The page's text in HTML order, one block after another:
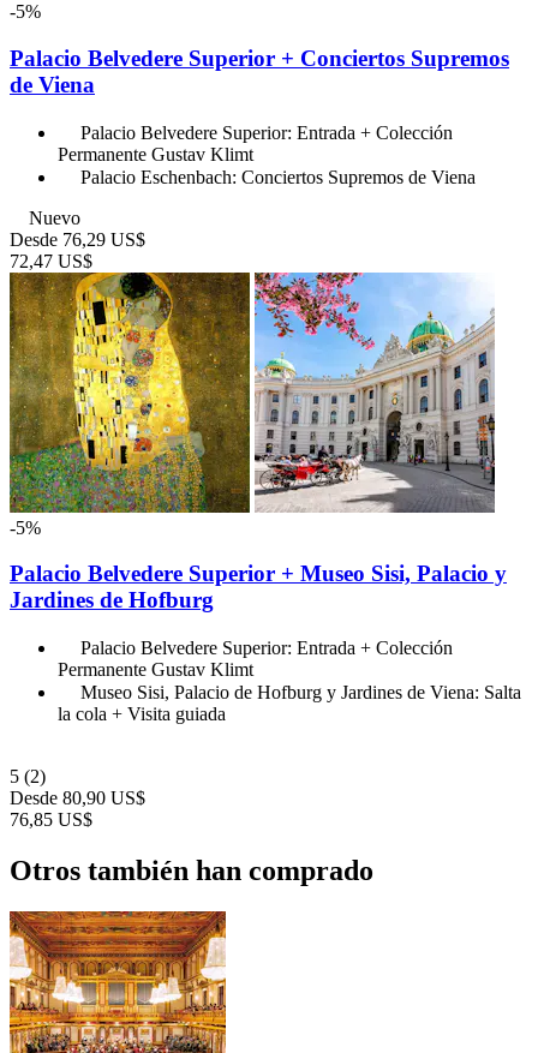
-5%
Palacio Belvedere Superior + Conciertos Supremos
de Viena
Palacio Belvedere Superior: Entrada + Colección
Permanente Gustav Klimt
Palacio Eschenbach: Conciertos Supremos de Viena
Nuevo
Desde 76,29 US$
72,47 US$
-5%
Palacio Belvedere Superior + Museo Sisi, Palacio y
Jardines de Hofburg
Palacio Belvedere Superior: Entrada + Colección
Permanente Gustav Klimt
Museo Sisi, Palacio de Hofburg y Jardines de Viena: Salta
la cola + Visita guiada
5 (2)
Desde 80,90 US$
76,85 US$
Otros también han comprado